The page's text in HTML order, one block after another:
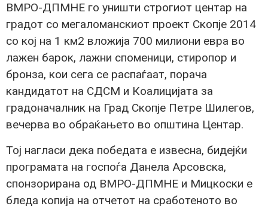
ВМРО-ДПМНЕ го уништи строгиот центар на
градот со мегаломанскиот проект Скопје 2014
со кој на 1 км2 вложија 700 милиони евра во
лажен барок, лажни споменици, стиропор и
бронза, кои сега се распаѓаат, порача
кандидатот на СДСМ и Коалицијата за
градоначалник на Град Скопје Петре Шилегов,
вечерва во обраќањето во општина Центар.
Тој нагласи дека победата е извесна, бидејќи
програмата на госпоѓа Данела Арсовска,
спонзорирана од ВМРО-ДПМНЕ и Мицкоски е
бледа копија на отчетот на сработеното во